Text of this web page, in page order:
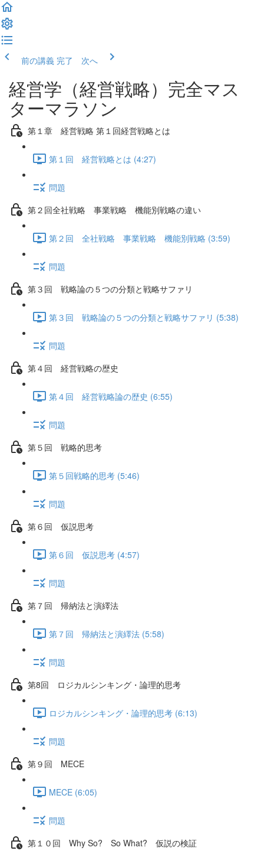
前の講義 完了 次へ
経営学（経営戦略）完全マス
ターマラソン
第１章 経営戦略 第１回経営戦略とは
第１回 経営戦略とは (4:27)
問題
第２回全社戦略 事業戦略 機能別戦略の違い
第２回 全社戦略 事業戦略 機能別戦略 (3:59)
問題
第３回 戦略論の５つの分類と戦略サファリ
第３回 戦略論の５つの分類と戦略サファリ (5:38)
問題
第４回 経営戦略の歴史
第４回 経営戦略論の歴史 (6:55)
問題
第５回 戦略的思考
第５回戦略的思考 (5:46)
問題
第６回 仮説思考
第６回 仮説思考 (4:57)
問題
第７回 帰納法と演繹法
第７回 帰納法と演繹法 (5:58)
問題
第8回 ロジカルシンキング・論理的思考
ロジカルシンキング・論理的思考 (6:13)
問題
第９回 MECE
MECE (6:05)
問題
第１０回 Why So? So What? 仮説の検証